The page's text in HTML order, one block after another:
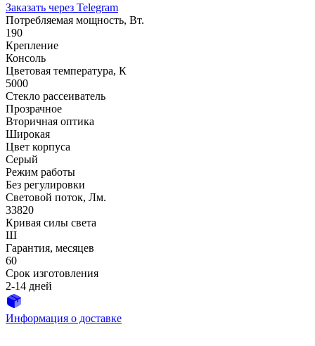
Заказать через Telegram
Потребляемая мощность, Вт.
190
Крепление
Консоль
Цветовая температура, К
5000
Стекло рассеиватель
Прозрачное
Вторичная оптика
Широкая
Цвет корпуса
Серый
Режим работы
Без регулировки
Световой поток, Лм.
33820
Кривая силы света
Ш
Гарантия, месяцев
60
Срок изготовления
2-14 дней
Информация о доставке